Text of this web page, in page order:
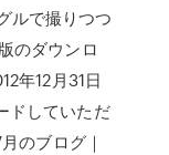
ルで撮りつつ
のダウンロ
年12月31日
ドしていただ
のブログ｜